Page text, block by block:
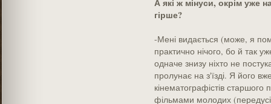
А які ж мінуси, окрім уже
гірше?
-Мені видається (може, я
практично нічого, бо й так
одначе знизу ніхто не
пролунає на з'їзді. Я його
кінематографістів старшого
фільмами молодих